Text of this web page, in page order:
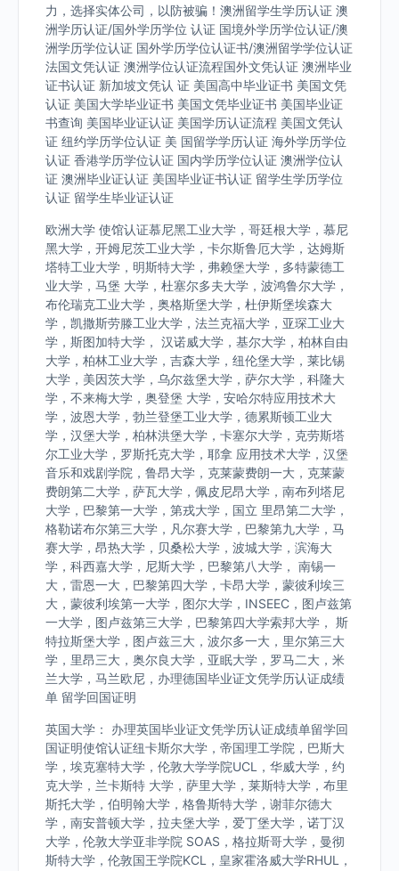
力，选择实体公司，以防被骗！澳洲留学生学历认证 澳
洲学历认证/国外学历学位 认证 国境外学历学位认证/澳
洲学历学位认证 国外学历学位认证书/澳洲留学学位认证
法国文凭认证 澳洲学位认证流程国外文凭认证 澳洲毕业
证书认证 新加坡文凭认 证 美国高中毕业证书 美国文凭
认证 美国大学毕业证书 美国文凭毕业证书 美国毕业证
书查询 美国毕业证认证 美国学历认证流程 美国文凭认
证 纽约学历学位认证 美 国留学学历认证 海外学历学位
认证 香港学历学位认证 国内学历学位认证 澳洲学位认
证 澳洲毕业证认证 美国毕业证书认证 留学生学历学位
认证 留学生毕业证认证
欧洲大学 使馆认证慕尼黑工业大学，哥廷根大学，慕尼
黑大学，开姆尼茨工业大学，卡尔斯鲁厄大学，达姆斯
塔特工业大学，明斯特大学，弗赖堡大学，多特蒙德工
业大学，马堡 大学，杜塞尔多夫大学，波鸿鲁尔大学，
布伦瑞克工业大学，奥格斯堡大学，杜伊斯堡埃森大
学，凯撒斯劳滕工业大学，法兰克福大学，亚琛工业大
学，斯图加特大学， 汉诺威大学，基尔大学，柏林自由
大学，柏林工业大学，吉森大学，纽伦堡大学，莱比锡
大学，美因茨大学，乌尔兹堡大学，萨尔大学，科隆大
学，不来梅大学，奥登堡 大学，安哈尔特应用技术大
学，波恩大学，勃兰登堡工业大学，德累斯顿工业大
学，汉堡大学，柏林洪堡大学，卡塞尔大学，克劳斯塔
尔工业大学，罗斯托克大学，耶拿 应用技术大学，汉堡
音乐和戏剧学院，鲁昂大学，克莱蒙费朗一大，克莱蒙
费朗第二大学，萨瓦大学，佩皮尼昂大学，南布列塔尼
大学，巴黎第一大学，第戎大学，国立 里昂第二大学，
格勒诺布尔第三大学，凡尔赛大学，巴黎第九大学，马
赛大学，昂热大学，贝桑松大学，波城大学，滨海大
学，科西嘉大学，尼斯大学，巴黎第八大学， 南锡一
大，雷恩一大，巴黎第四大学，卡昂大学，蒙彼利埃三
大，蒙彼利埃第一大学，图尔大学，INSEEC，图卢兹第
一大学，图卢兹第三大学，巴黎第四大学索邦大学， 斯
特拉斯堡大学，图卢兹三大，波尔多一大，里尔第三大
学，里昂三大，奥尔良大学，亚眠大学，罗马二大，米
兰大学，马兰欧尼，办理德国毕业证文凭学历认证成绩
单 留学回国证明
英国大学： 办理英国毕业证文凭学历认证成绩单留学回
国证明使馆认证纽卡斯尔大学，帝国理工学院，巴斯大
学，埃克塞特大学，伦敦大学学院UCL，华威大学，约
克大学，兰卡斯特 大学，萨里大学，莱斯特大学，布里
斯托大学，伯明翰大学，格鲁斯特大学，谢菲尔德大
学，南安普顿大学，拉夫堡大学，爱丁堡大学，诺丁汉
大学，伦敦大学亚非学院 SOAS，格拉斯哥大学，曼彻
斯特大学，伦敦国王学院KCL，皇家霍洛威大学RHUL，